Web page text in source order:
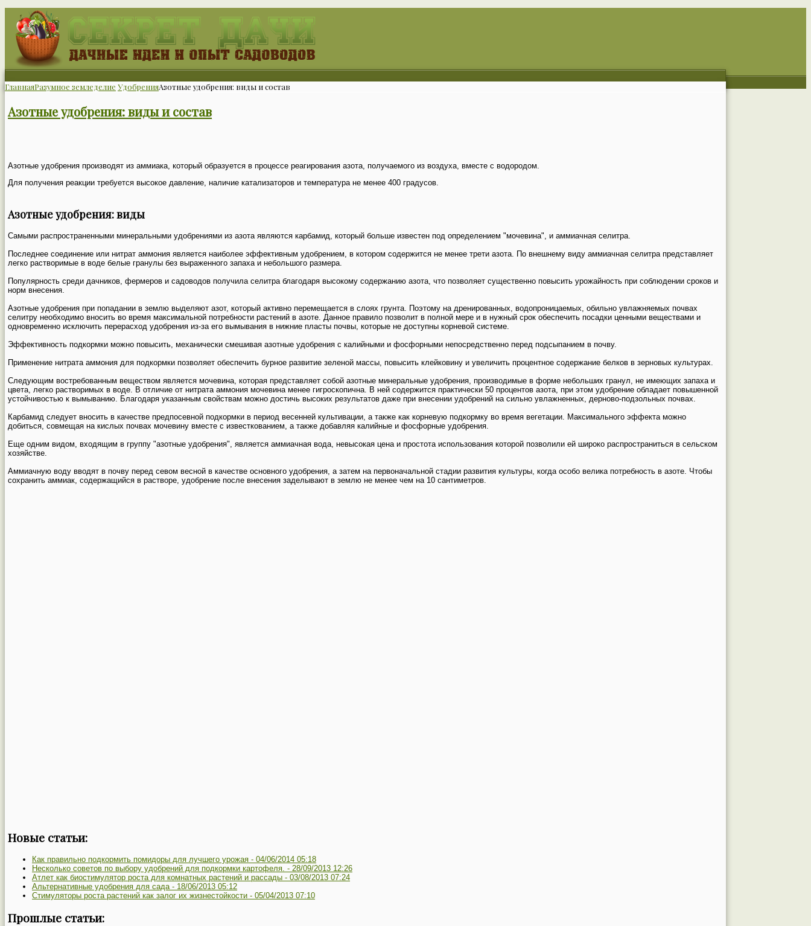
ГлавнаяРазумное земледелие УдобренияАзотные удобрения: виды и состав
Азотные удобрения: виды и состав
Азотные удобрения производят из аммиака, который образуется в процессе реагирования азота, получаемого из воздуха, вместе с водородом.
Для получения реакции требуется высокое давление, наличие катализаторов и температура не менее 400 градусов.
Азотные удобрения: виды
Самыми распространенными минеральными удобрениями из азота являются карбамид, который больше известен под определением "мочевина", и аммиачная селитра.
Последнее соединение или нитрат аммония является наиболее эффективным удобрением, в котором содержится не менее трети азота. По внешнему виду аммиачная селитра представляет
легко растворимые в воде белые гранулы без выраженного запаха и небольшого размера.
Популярность среди дачников, фермеров и садоводов получила селитра благодаря высокому содержанию азота, что позволяет существенно повысить урожайность при соблюдении сроков и
норм внесения.
Азотные удобрения при попадании в землю выделяют азот, который активно перемещается в слоях грунта. Поэтому на дренированных, водопроницаемых, обильно увлажняемых почвах
селитру необходимо вносить во время максимальной потребности растений в азоте. Данное правило позволит в полной мере и в нужный срок обеспечить посадки ценными веществами и
одновременно исключить перерасход удобрения из-за его вымывания в нижние пласты почвы, которые не доступны корневой системе.
Эффективность подкормки можно повысить, механически смешивая азотные удобрения с калийными и фосфорными непосредственно перед подсыпанием в почву.
Применение нитрата аммония для подкормки позволяет обеспечить бурное развитие зеленой массы, повысить клейковину и увеличить процентное содержание белков в зерновых культурах.
Следующим востребованным веществом является мочевина, которая представляет собой азотные минеральные удобрения, производимые в форме небольших гранул, не имеющих запаха и
цвета, легко растворимых в воде. В отличие от нитрата аммония мочевина менее гигроскопична. В ней содержится практически 50 процентов азота, при этом удобрение обладает повышенной
устойчивостью к вымыванию. Благодаря указанным свойствам можно достичь высоких результатов даже при внесении удобрений на сильно увлажненных, дерново-подзольных почвах.
Карбамид следует вносить в качестве предпосевной подкормки в период весенней культивации, а также как корневую подкормку во время вегетации. Максимального эффекта можно
добиться, совмещая на кислых почвах мочевину вместе с известкованием, а также добавляя калийные и фосфорные удобрения.
Еще одним видом, входящим в группу "азотные удобрения", является аммиачная вода, невысокая цена и простота использования которой позволили ей широко распространиться в сельском
хозяйстве.
Аммиачную воду вводят в почву перед севом весной в качестве основного удобрения, а затем на первоначальной стадии развития культуры, когда особо велика потребность в азоте. Чтобы
сохранить аммиак, содержащийся в растворе, удобрение после внесения заделывают в землю не менее чем на 10 сантиметров.
Новые статьи:
Как правильно подкормить помидоры для лучшего урожая - 04/06/2014 05:18
Несколько советов по выбору удобрений для подкормки картофеля. - 28/09/2013 12:26
Атлет как биостимулятор роста для комнатных растений и рассады - 03/08/2013 07:24
Альтернативные удобрения для сада - 18/06/2013 05:12
Стимуляторы роста растений как залог их жизнестойкости - 05/04/2013 07:10
Прошлые статьи: